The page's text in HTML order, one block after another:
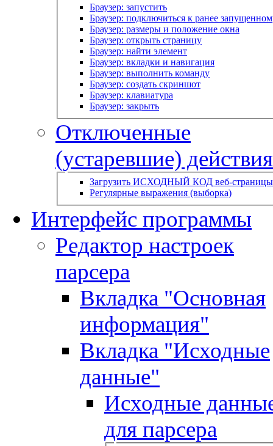
Браузер: запустить
Браузер: подключиться к ранее
Браузер: размеры и положение окна
Браузер: открыть страницу
Браузер: найти элемент
Браузер: вкладки и навигация
Браузер: выполнить команду
Браузер: создать скриншот
Браузер: клавиатура
Браузер: закрыть
Отключенные
(устаревшие) действия
Загрузить ИСХОДНЫЙ КОД веб-страницы
Регулярные выражения (выборка)
Интерфейс программы
Редактор настроек
парсера
Вкладка "Основная
информация"
Вкладка "Исходные
данные"
Исходные
для парсера